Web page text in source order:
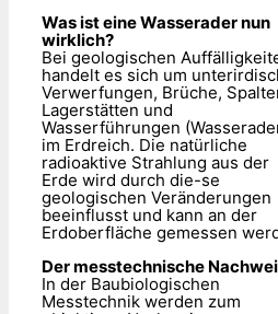
Was ist eine Wasserader nun
wirklich?
Bei geologischen
handelt es sich um
Verwerfungen, Brüche,
Lagerstätten und
Wasserführungen
im Erdreich. Die natürliche
radioaktive Strahlung aus der
Erde wird durch die-se
geologischen Veränderungen
beeinflusst und kann an der
Erdoberfläche gemessen
Der messtechnische
In der Baubiologischen
Messtechnik werden zum